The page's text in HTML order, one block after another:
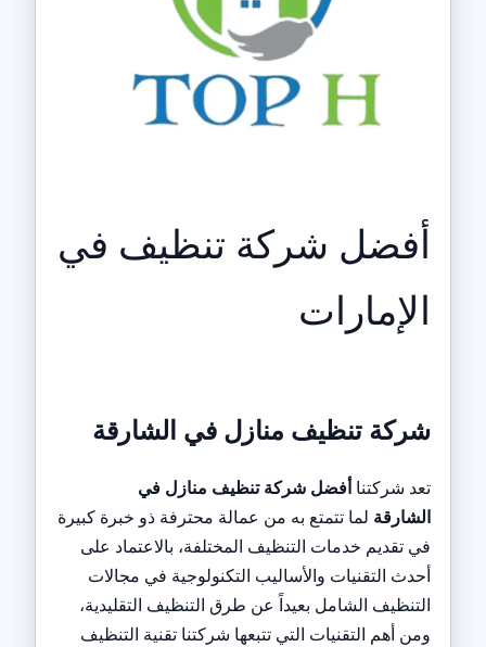
أفضل شركة تنظيف في
الإمارات
شركة تنظيف منازل في الشارقة
تعد شركتناأفضل شركة تنظيف منازل في
الشارقة لما تتمتع به من عمالة محترفة ذو خبرة كبيرة
في تقديم خدمات التنظيف المختلفة، بالاعتماد على
أحدث التقنيات والأساليب التكنولوجية في مجالات
التنظيف الشامل بعيداً عن طرق التنظيف التقليدية،
ومن أهم التقنيات التي تتبعها شركتنا تقنية التنظيف